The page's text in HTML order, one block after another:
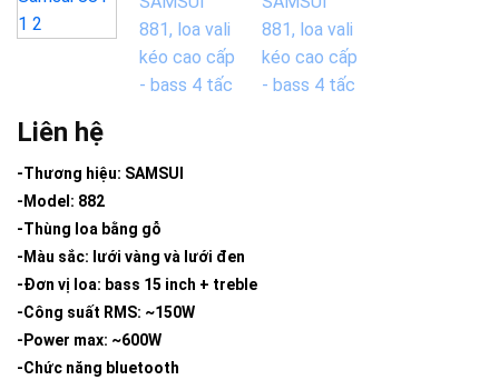
Liên hệ
-Thương hiệu: SAMSUI
-Model: 882
-Thùng loa bằng gỗ
-Màu sắc: lưới vàng và lưới đen
-Đơn vị loa: bass 15 inch + treble
-Công suất RMS: ~150W
-Power max: ~600W
-Chức năng bluetooth